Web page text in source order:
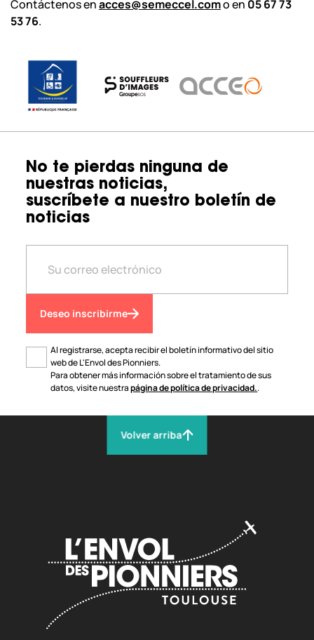
Contáctenos enacces@semeccel.como en 05 67 73
53 76.
No te pierdas ninguna de
nuestras noticias,
suscríbete a nuestro boletín de
noticias
Deseo inscribirme
Al registrarse, acepta recibir el boletín informativo del sitio
web de L'Envol des Pionniers.
Para obtener más información sobre el tratamiento de sus
datos, visite nuestrapágina de política de privacidad..
Volver arriba